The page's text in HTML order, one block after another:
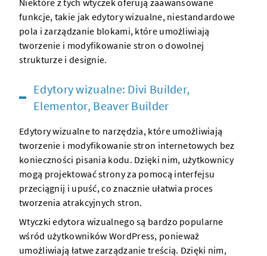
Niektóre z tych wtyczek oferują zaawansowane
funkcje, takie jak edytory wizualne, niestandardowe
pola i zarządzanie blokami, które umożliwiają
tworzenie i modyfikowanie stron o dowolnej
strukturze i designie.
Edytory wizualne: Divi Builder,
Elementor, Beaver Builder
Edytory wizualne to narzędzia, które umożliwiają
tworzenie i modyfikowanie stron internetowych bez
konieczności pisania kodu. Dzięki nim, użytkownicy
mogą projektować strony za pomocą interfejsu
przeciągnij i upuść, co znacznie ułatwia proces
tworzenia atrakcyjnych stron.
Wtyczki edytora wizualnego są bardzo popularne
wśród użytkowników WordPress, ponieważ
umożliwiają łatwe zarządzanie treścią. Dzięki nim,